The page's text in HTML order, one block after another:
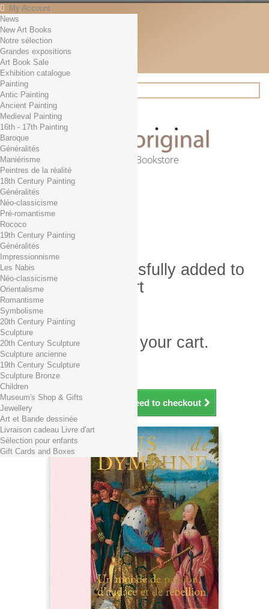
My Account
Contact
English
English
Français
News
Search
Online Art Bookstore
Cart (empty)
No products
Free shipping!
0,00 € Total
Check out
Product successfully added to
your shopping cart
Quantity
Total
There is 1 item in your cart.
Total products (tax incl.)
Total shipping TTC
Total (tax incl.)
Continue shopping Proceed to checkout
News
New Art Books
Notre sélection
Grandes expositions
Art Book Sale
Exhibition catalogue
Painting
Antic Painting
Ancient Painting
Medieval Painting
16th - 17th Painting
Baroque
Généralités
Maniérisme
Peintres de la réalité
18th Century Painting
Généralités
Néo-classicisme
Pré-romantisme
Rococo
19th Century Painting
Généralités
Impressionnisme
Les Nabis
Néo-classicisme
Orientalisme
Romantisme
Symbolisme
20th Century Painting
Sculpture
20th Century Sculpture
Sculpture ancienne
19th Century Sculpture
Sculpture Bronze
Children
Museum's Shop & Gifts
Jewellery
Art et Bande dessinée
Livraison cadeau Livre d'art
Sélection pour enfants
Gift Cards and Boxes